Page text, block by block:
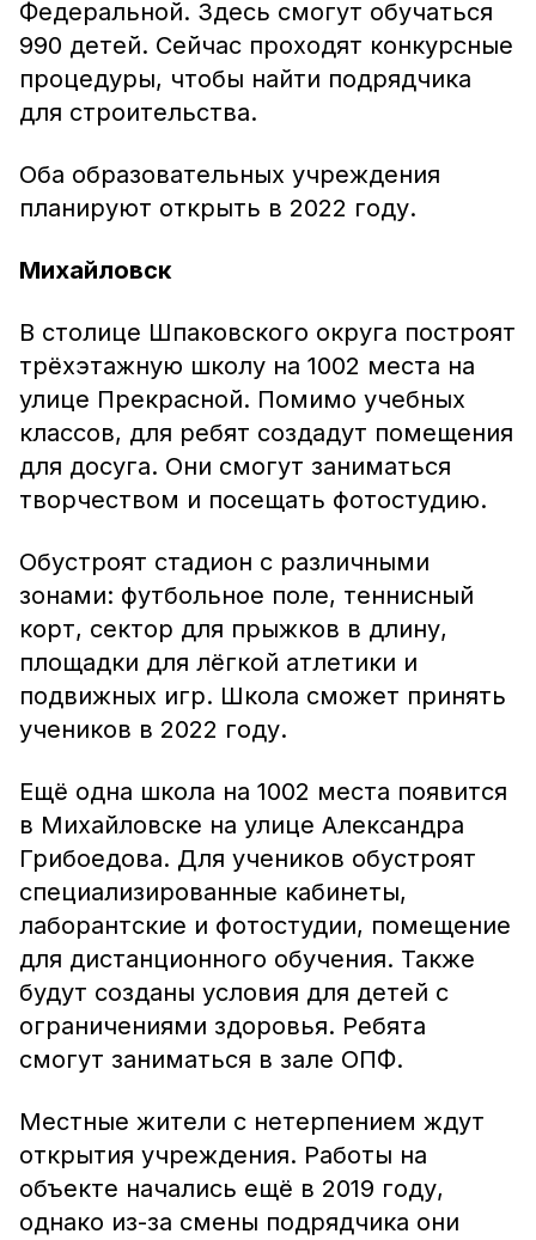
Федеральной. Здесь смогут обучаться
990 детей. Сейчас проходят конкурсные
процедуры, чтобы найти подрядчика
для строительства.
Оба образовательных учреждения
планируют открыть в 2022 году.
Михайловск
В столице Шпаковского округа построят
трёхэтажную школу на 1002 места на
улице Прекрасной. Помимо учебных
классов, для ребят создадут помещения
для досуга. Они смогут заниматься
творчеством и посещать фотостудию.
Обустроят стадион с различными
зонами: футбольное поле, теннисный
корт, сектор для прыжков в длину,
площадки для лёгкой атлетики и
подвижных игр. Школа сможет принять
учеников в 2022 году.
Ещё одна школа на 1002 места появится
в Михайловске на улице Александра
Грибоедова. Для учеников обустроят
специализированные кабинеты,
лаборантские и фотостудии, помещение
для дистанционного обучения. Также
будут созданы условия для детей с
ограничениями здоровья. Ребята
смогут заниматься в зале ОПФ.
Местные жители с нетерпением ждут
открытия учреждения. Работы на
объекте начались ещё в 2019 году,
однако из-за смены подрядчика они